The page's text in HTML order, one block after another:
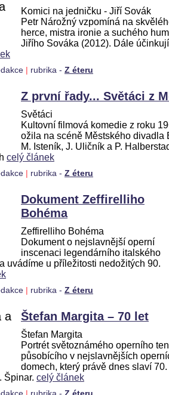
Komici na jedničku - Jiří Sovák
Petr Nárožný vzpomíná na
herce, mistra ironie a suchého
Jiřího Sováka (2012). Dále
rubrika - Z éteru
Z první řady... Světáci z
Světáci
Kultovní filmová komedie z roku
ožila na scéně Městského divadla
M. Isteník, J. Uličník a P.
celý článek
rubrika - Z éteru
Dokument Zeffirelliho
Bohéma
Zeffirelliho Bohéma
Dokument o nejslavnější operní
inscenaci legendárního italského
uvádíme u příležitosti nedožitých 90.
rubrika - Z éteru
Štefan Margita – 70 let
Štefan Margita
Portrét světoznámého operního
působícího v nejslavnějších
domech, který právě dnes slaví 70.
Špinar. celý článek